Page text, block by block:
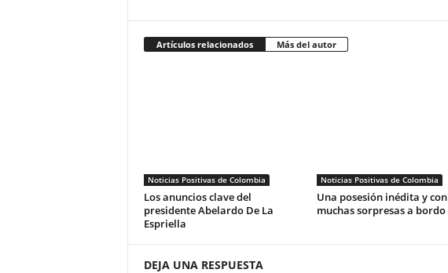
Artículos relacionados Más del autor
Noticias Positivas de Colombia
Los anuncios clave del
presidente Abelardo De La
Espriella
Noticias Positivas de Colombia
Una posesión inédita y con
muchas sorpresas a bordo
DEJA UNA RESPUESTA